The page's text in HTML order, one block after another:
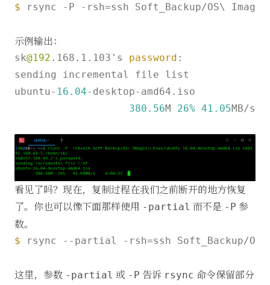
$ rsync -P -rsh=ssh Soft_Backup/OS\
示例输出：
sk@192 .168.1.103's password :
sending incremental file list
ubuntu- 16.04-desktop-amd64.iso
380.56M 26% 41.05MB/s
看见了吗？现在，复制过程在我们之前断开的地方恢复
了。你也可以像下面那样使用 -partial 而不是 -P 参
数。
$ rsync --partial -rsh=ssh Soft_Backup/OS\
这里，参数 -partial 或 -P 告诉 rsync 命令保留部分